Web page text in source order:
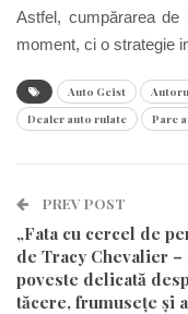
Astfel, cumpărarea
moment, ci o strategie
Auto Geist
Dealer auto rulate
Parc
PREV POST
„Fata cu cercel de
de Tracy Chevalier –
poveste delicată
tăcere, frumusețe și